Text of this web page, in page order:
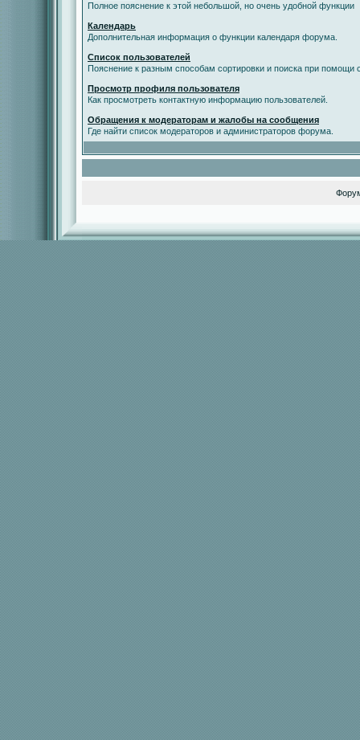
Полное пояснение к этой небольшой, но очень удобной функции
Календарь
Дополнительная информация о функции календаря форума.
Список пользователей
Пояснение к разным способам сортировки и поиска при помощи
Просмотр профиля пользователя
Как просмотреть контактную информацию пользователей.
Обращения к модераторам и жалобы на сообщения
Где найти список модераторов и администраторов форума.